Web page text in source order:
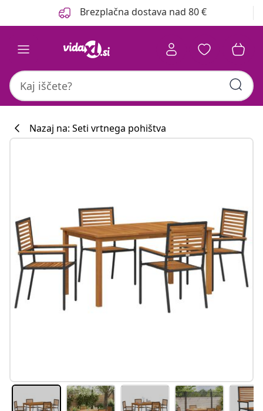
Brezplačna dostava nad 80 €
Nazaj na: Seti vrtnega pohištva